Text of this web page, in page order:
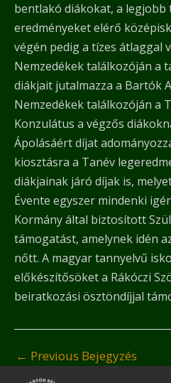
bentlakó diákokat, a legjobb
eredményeket elérő
végén pedig a tízes átlaggal
Nemzedékek találkozóján a
diákjait jutalmazza a Bartók
Nemzedékek találkozóján a
Konzulátus a végzős
Ápolásáért díjat
kiosztásra a Tanév
diákjainak járó díjak is,
Évente egyszer mindenki
Kormány által biztosított
támogatást, amelynek idén
nőtt. A magyar tannyelvű
előkészítősöket a Rákóczi
beiratkozási ösztöndíjjal
← Previous Bejegyzés